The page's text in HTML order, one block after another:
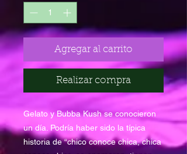
Agregar al carrito
Realizar compra
Gelato y Bubba Kush se conocieron
un día. Podría haber sido la típica
historia de “chico conoce chica, chica